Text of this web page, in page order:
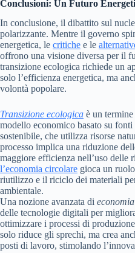
Conclusioni: Un Futuro
In conclusione, il dibattito sul
polarizzante. Mentre il governo
energetica, le critiche e le
offrono una visione diversa per il
transizione ecologica richiede un
solo l’efficienza energetica, ma
volontà popolare.
Transizione ecologica è un
modello economico basato su
sostenibile, che utilizza risorse
processo implica una riduzione
maggiore efficienza nell’uso delle
l’economia circolare gioca un
riutilizzo e il riciclo dei materiali
ambientale.
Una nozione avanzata di
delle tecnologie digitali per
ottimizzare i processi di
solo riduce gli sprechi, ma crea
posti di lavoro, stimolando